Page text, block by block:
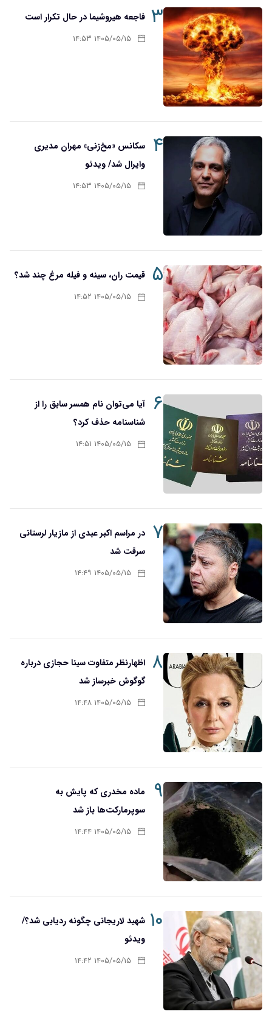
۳ فاجعه هیروشیما در حال تکرار است
۱۴۰۵/۰۵/۱۵ ۱۴:۵۳
۴
سکانس «مخ‌زنی» مهران مدیری
وایرال شد/ ویدئو
۱۴۰۵/۰۵/۱۵ ۱۴:۵۳
۵ قیمت ران، سینه و فیله مرغ چند شد؟
۱۴۰۵/۰۵/۱۵ ۱۴:۵۲
۶
آیا می‌توان نام همسر سابق را از
شناسنامه حذف کرد؟
۱۴۰۵/۰۵/۱۵ ۱۴:۵۱
۷ در مراسم اکبر عبدی از مازیار لرستانی
سرقت شد
۱۴۰۵/۰۵/۱۵ ۱۴:۴۹
۸
اظهارنظر متفاوت سینا حجازی درباره
گوگوش خبرساز شد
۱۴۰۵/۰۵/۱۵ ۱۴:۴۸
۹
ماده مخدری که پایش به
سوپرمارکت‌ها باز شد
۱۴۰۵/۰۵/۱۵ ۱۴:۴۴
۱۰ شهید لاریجانی چگونه ردیابی شد؟/
ویدئو
۱۴۰۵/۰۵/۱۵ ۱۴:۴۲